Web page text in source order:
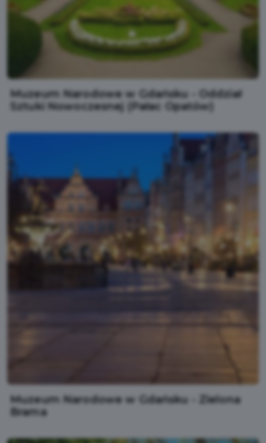
Muzeum Narodowe w Gdańsku - Oddział
Sztuki Nowoczesnej (Pałac Opatów)
Muzeum Narodowe w Gdańsku - Zielona
Brama